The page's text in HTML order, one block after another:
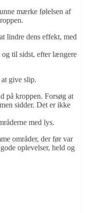
mærke følelsen af
lindre dens effekt, med
til sidst, efter længere
give slip.
på kroppen. Forsøg at
sidder. Det er ikke
med lys.
områder, der før var
oplevelser, held og